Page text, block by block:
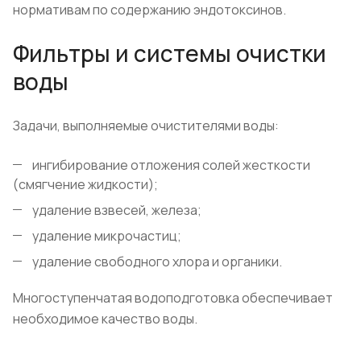
нормативам по содержанию эндотоксинов.
Фильтры и системы очистки
воды
Задачи, выполняемые очистителями воды:
ингибирование отложения солей жесткости
(смягчение жидкости);
удаление взвесей, железа;
удаление микрочастиц;
удаление свободного хлора и органики.
Многоступенчатая водоподготовка обеспечивает
необходимое качество воды.